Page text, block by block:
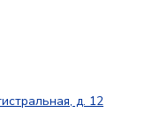
д. 12